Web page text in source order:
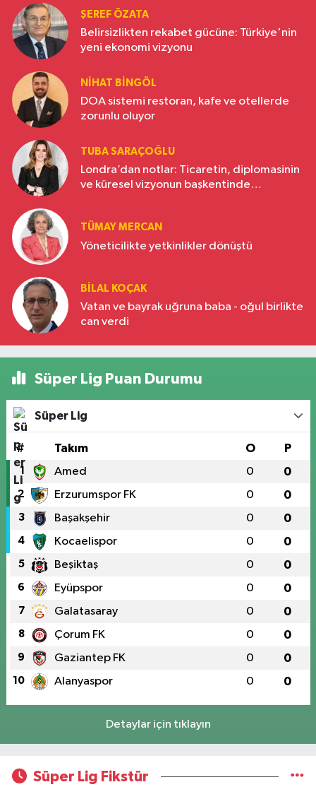
ŞEREF ÖZATA
Belirsizlikten rekabet gücüne: Türkiye'nin
yeni ekonomi vizyonu
NIHAT BINGÖL
DOA sistemi restoran, kafe ve otellerde
zorunlu oluyor
TUBA SARAÇOĞLU
Londra’dan notlar: Ticaretin, diplomasinin
ve küresel vizyonun başkentinde
TÜMAY MERCAN
Yöneticilikte yetkinlikler dönüştü
BILAL KOÇAK
Vatan ve bayrak uğruna baba - oğul birlikte
can verdi
Süper Lig Puan Durumu
Süper Lig
# Takım O P
1 Amed 0 0
2 Erzurumspor FK 0 0
3 Başakşehir 0 0
4 Kocaelispor 0 0
5 Beşiktaş 0 0
6 Eyüpspor 0 0
7 Galatasaray 0 0
8 Çorum FK 0 0
9 Gaziantep FK 0 0
10 Alanyaspor 0 0
Detaylar için tıklayın
Süper Lig Fikstür